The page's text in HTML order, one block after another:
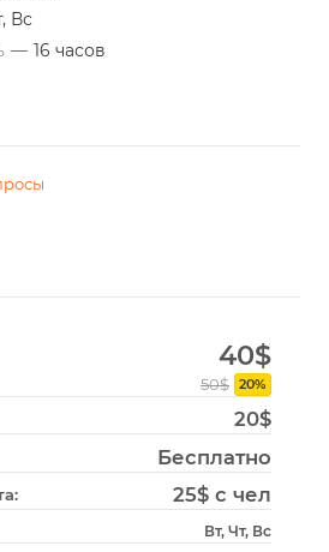
Вс
— 16 часов
40$
50$ 20%
20$
Бесплатно
25$ с чел
Вт, Чт, Вс